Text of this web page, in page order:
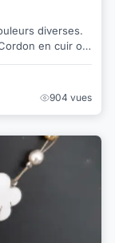
diverses.
en cuir ou
904 vues